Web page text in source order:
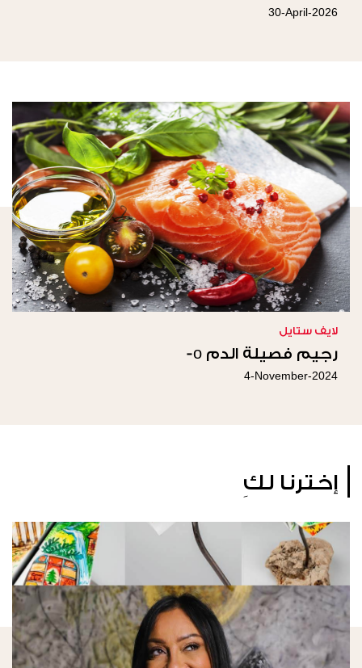
30-April-2026
لايف ستايل
رجيم فصيلة الدم o-
4-November-2024
إخترنا لكِ